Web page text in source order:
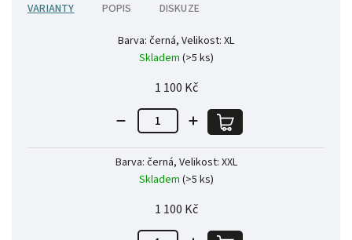
VARIANTY POPIS DISKUZE
Barva: černá, Velikost: XL
Skladem (>5 ks)
1 100 Kč
Barva: černá, Velikost: XXL
Skladem (>5 ks)
1 100 Kč